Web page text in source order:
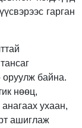
гарган
оруулж байна.
нөөц,
ухаан,
ашиглаж